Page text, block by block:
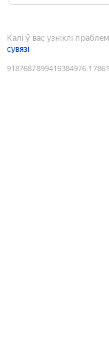
Калі ў вас узніклі
сувязі
9187687899419384976: